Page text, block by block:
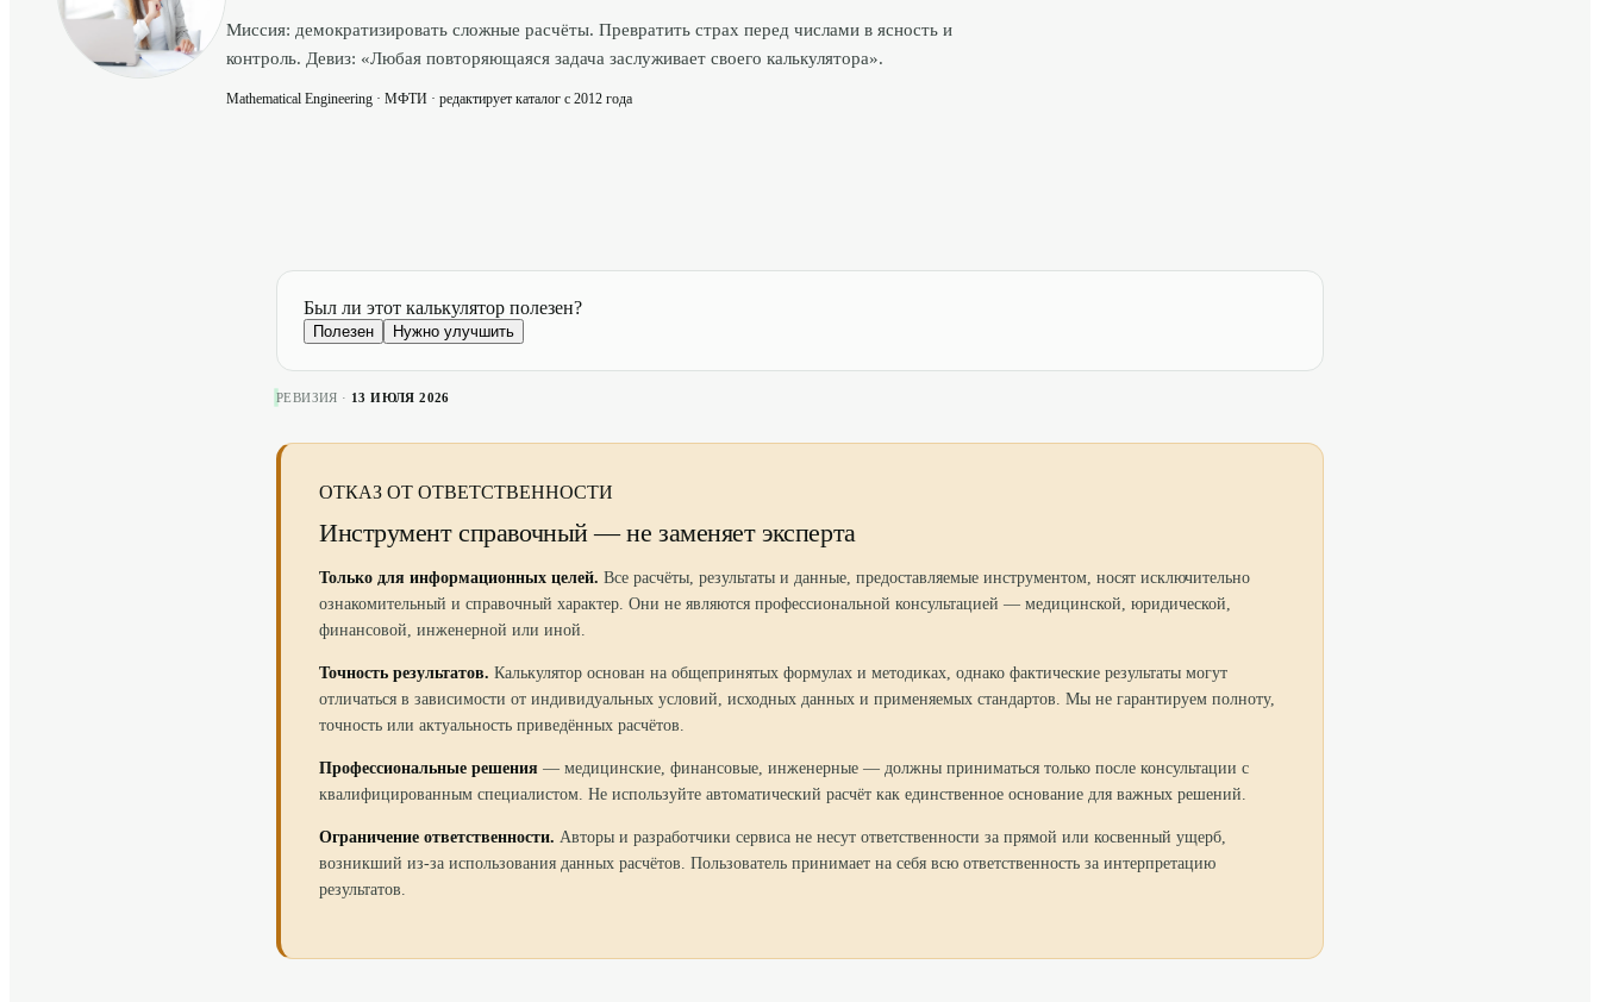
Миссия: демократизировать сложные расчёты. Превратить страх перед числами в ясность и
контроль. Девиз: «Любая повторяющаяся задача заслуживает своего калькулятора».
Mathematical Engineering · МФТИ · редактирует каталог с 2012 года
Был ли этот калькулятор полезен?
Полезен Нужно улучшить
РЕВИЗИЯ · 13 ИЮЛЯ 2026
ОТКАЗ ОТ ОТВЕТСТВЕННОСТИ
Инструмент справочный — не заменяет эксперта
Только для информационных целей. Все расчёты, результаты и данные, предоставляемые инструментом, носят исключительно
ознакомительный и справочный характер. Они не являются профессиональной консультацией — медицинской, юридической,
финансовой, инженерной или иной.
Точность результатов. Калькулятор основан на общепринятых формулах и методиках, однако фактические результаты могут
отличаться в зависимости от индивидуальных условий, исходных данных и применяемых стандартов. Мы не гарантируем полноту,
точность или актуальность приведённых расчётов.
Профессиональные решения — медицинские, финансовые, инженерные — должны приниматься только после консультации с
квалифицированным специалистом. Не используйте автоматический расчёт как единственное основание для важных решений.
Ограничение ответственности. Авторы и разработчики сервиса не несут ответственности за прямой или косвенный ущерб,
возникший из-за использования данных расчётов. Пользователь принимает на себя всю ответственность за интерпретацию
результатов.